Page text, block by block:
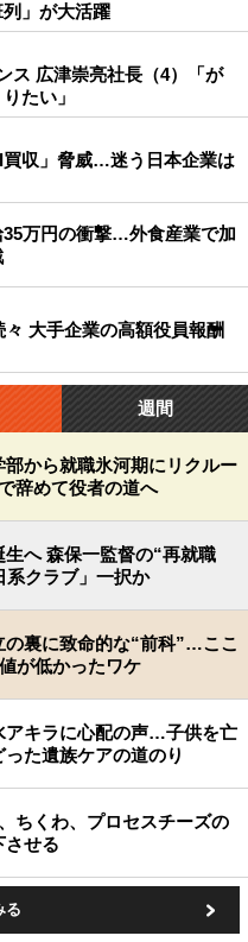
」が大活躍
ス 広津崇亮社長（4）「が
たい」
収」脅威…迷う日本企業は
35万円の衝撃…外食産業で加
大手企業の高額役員報酬
週間
から就職氷河期にリクルー
辞めて役者の道へ
へ 森保一監督の“再就職
系クラブ」一択か
裏に致命的な“前科”…ここ
が低かったワケ
アキラに心配の声…子供を亡
た遺族ケアの道のり
ちくわ、プロセスチーズの
させる
る